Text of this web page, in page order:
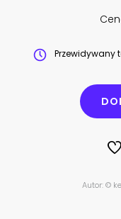
Przewidywany
Autor: ©